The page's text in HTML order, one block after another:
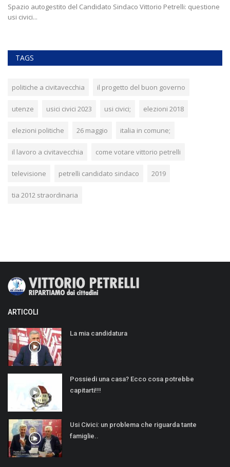
Spazio autogestito del Candidato Sindaco Vittorio Petrelli: questione
usi civici...
TAGS
politiche a civitavecchia il progetto del buon governo
utenze usici civici 2023 usi civici; elezioni 2018
elezioni politiche 26 maggio italia in comune;
il lavoro a civitavecchia come votare vittorio petrelli
televisione petrelli candidato sindaco 2019
tia 2012 straordinaria
ARTICOLI
La mia candidatura
Possiedi una casa? Ecco cosa potrebbe
capitarti!!!
Usi Civici: un problema che riguarda tante
famiglie..